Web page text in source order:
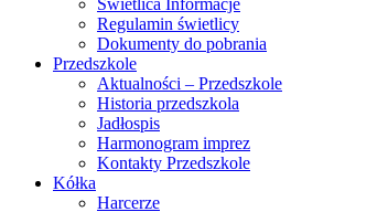
Świetlica Informacje
Regulamin świetlicy
Dokumenty do pobrania
Przedszkole
Aktualności – Przedszkole
Historia przedszkola
Jadłospis
Harmonogram imprez
Kontakty Przedszkole
Kółka
Harcerze